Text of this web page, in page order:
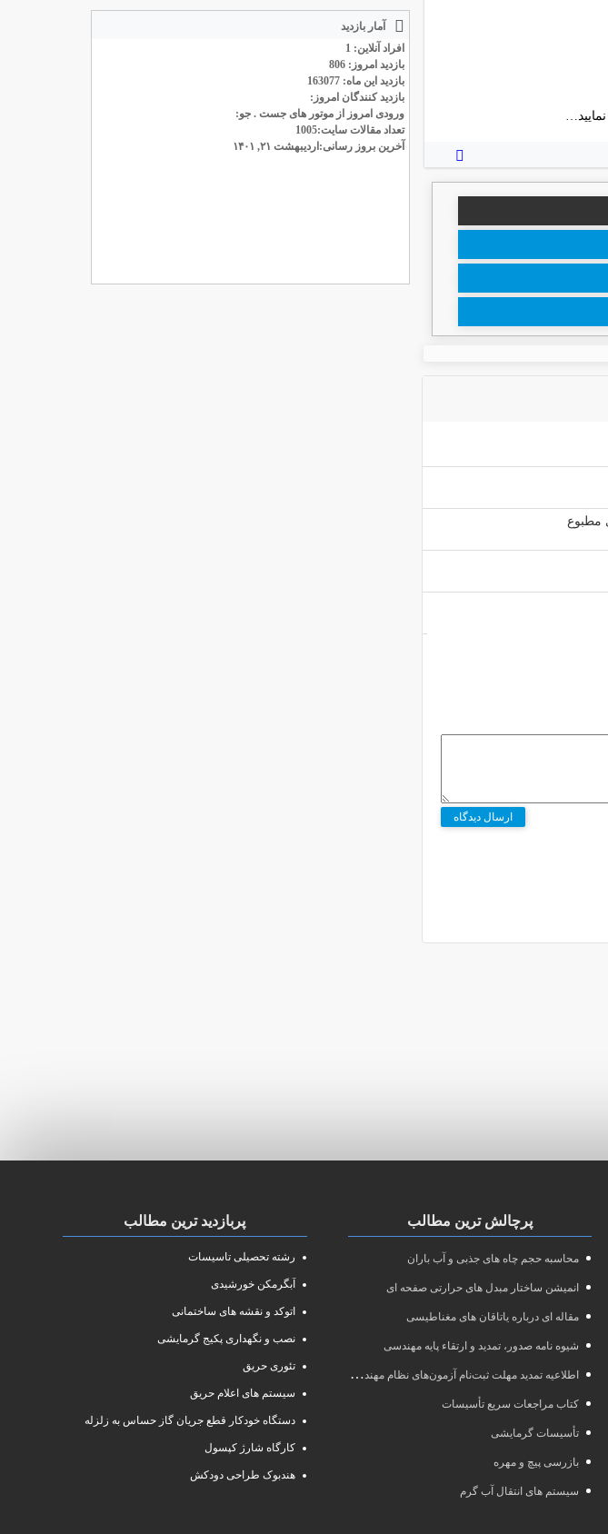
مطبوع
ارسال دیدگاه
آمار بازدید
افراد آنلاین: 1
بازدید امروز: 806
بازدید این ماه: 163077
بازدید کنندگان امروز:
ورودی امروز از موتور های جست . جو:
تعداد مقالات سایت:1005
آخرین بروز رسانی:اردیبهشت ۲۱, ۱۴۰۱
پرچالش ترین مطالب
محاسبه حجم چاه های جذبی و آب باران
انمیشن ساختار مبدل های حرارتی صفحه ای
مقاله ای درباره یاتاقان های مغناطیسی
شیوه نامه صدور، تمدید و ارتقاء پایه مهندسی
اطلاعیه تمدید مهلت ثبت‌نام آزمون‌های نظام مهندسی سال ۱۴۰۱
کتاب مراجعات سریع تأسیسات
تأسیسات گرمایشی
بازرسی پیچ و مهره
سیستم های انتقال آب گرم
پربازدید ترین مطالب
رشته تحصیلی تاسیسات
آبگرمکن خورشیدی
اتوکد و نقشه های ساختمانی
نصب و نگهداری پکیج گرمایشی
تئوری حریق
سیستم های اعلام حریق
دستگاه خودکار قطع جریان گاز حساس به زلزله
کارگاه شارژ کپسول
هندبوک طراحی دودکش